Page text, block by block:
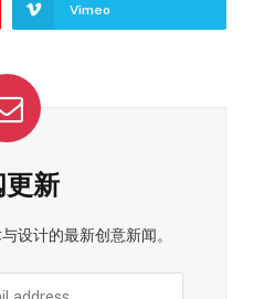
Vimeo
更新
设计的最新创意新闻。